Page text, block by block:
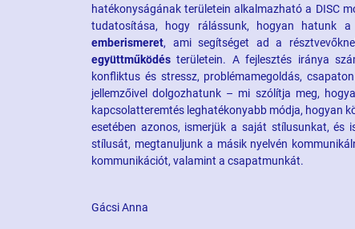
hatékonyságának területein alkalmazható a DISC
tudatosítása, hogy rálássunk, hogyan hatunk
emberismeret, ami segítséget ad a
együttműködés területein. A fejlesztés iránya
konfliktus és stressz, problémamegoldás,
jellemzőivel dolgozhatunk – mi szólítja meg,
kapcsolatteremtés leghatékonyabb módja, hogyan
esetében azonos, ismerjük a saját stílusunkat, és
stílusát, megtanuljunk a másik nyelvén
kommunikációt, valamint a csapatmunkát.
Gácsi Anna